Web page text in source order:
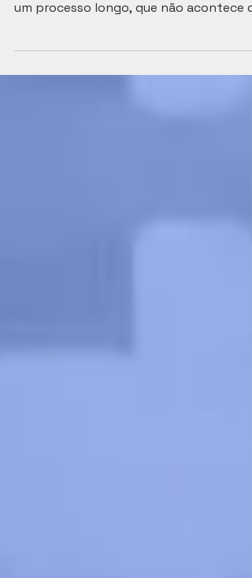
Implementar uma cultura de dados na
um processo longo, que não acontece